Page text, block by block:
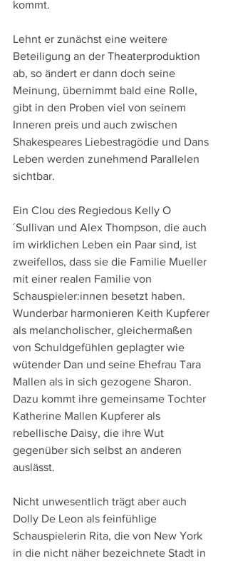
kommt.
Lehnt er zunächst eine weitere
Beteiligung an der Theaterproduktion
ab, so ändert er dann doch seine
Meinung, übernimmt bald eine Rolle,
gibt in den Proben viel von seinem
Inneren preis und auch zwischen
Shakespeares Liebestragödie und Dans
Leben werden zunehmend Parallelen
sichtbar.
Ein Clou des Regiedous Kelly O
´Sullivan und Alex Thompson, die auch
im wirklichen Leben ein Paar sind, ist
zweifellos, dass sie die Familie Mueller
mit einer realen Familie von
Schauspieler:innen besetzt haben.
Wunderbar harmonieren Keith Kupferer
als melancholischer, gleichermaßen
von Schuldgefühlen geplagter wie
wütender Dan und seine Ehefrau Tara
Mallen als in sich gezogene Sharon.
Dazu kommt ihre gemeinsame Tochter
Katherine Mallen Kupferer als
rebellische Daisy, die ihre Wut
gegenüber sich selbst an anderen
auslässt.
Nicht unwesentlich trägt aber auch
Dolly De Leon als feinfühlige
Schauspielerin Rita, die von New York
in die nicht näher bezeichnete Stadt in